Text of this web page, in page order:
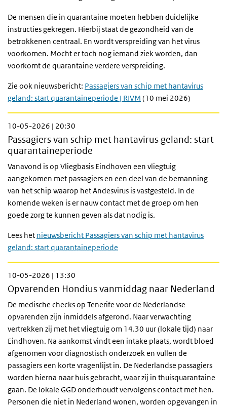
De mensen die in quarantaine moeten hebben duidelijke
instructies gekregen. Hierbij staat de gezondheid van de
betrokkenen centraal. En wordt verspreiding van het virus
voorkomen. Mocht er toch nog iemand ziek worden, dan
voorkomt de quarantaine verdere verspreiding.
Zie ook nieuwsbericht: Passagiers van schip met hantavirus
geland: start quarantaineperiode | RIVM (10 mei 2026)
10-05-2026 | 20:30
Passagiers van schip met hantavirus geland: start
quarantaineperiode
Vanavond is op Vliegbasis Eindhoven een vliegtuig
aangekomen met passagiers en een deel van de bemanning
van het schip waarop het Andesvirus is vastgesteld. In de
komende weken is er nauw contact met de groep om hen
goede zorg te kunnen geven als dat nodig is.
Lees het nieuwsbericht Passagiers van schip met hantavirus
geland: start quarantaineperiode
10-05-2026 | 13:30
Opvarenden Hondius vanmiddag naar Nederland
De medische checks op Tenerife voor de Nederlandse
opvarenden zijn inmiddels afgerond. Naar verwachting
vertrekken zij met het vliegtuig om 14.30 uur (lokale tijd) naar
Eindhoven. Na aankomst vindt een intake plaats, wordt bloed
afgenomen voor diagnostisch onderzoek en vullen de
passagiers een korte vragenlijst in. De Nederlandse passagiers
worden hierna naar huis gebracht, waar zij in thuisquarantaine
gaan. De lokale GGD onderhoudt vervolgens contact met hen.
Personen die niet in Nederland wonen, worden opgevangen in